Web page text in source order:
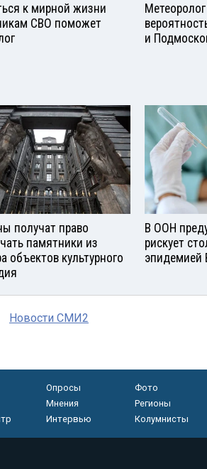
к мирной жизни
СВО поможет
и
получат право
памятники из
объектов культурного
В ООН
рискует
эпидемией
Новости СМИ2
Опросы
Фото
Мнения
Регионы
Интервью Колумнисты